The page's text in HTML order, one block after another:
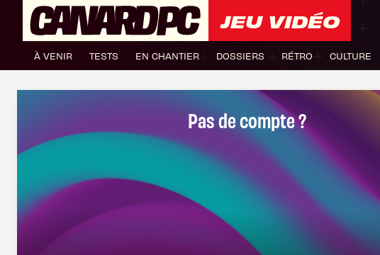
JEU VIDÉO
À VENIR TESTS EN CHANTIER DOSSIERS RÉTRO CULTURE
Pas de compte ?